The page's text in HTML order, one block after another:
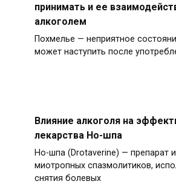
принимать и ее
алкоголем
Похмелье — неприятное
может наступить после
Влияние алкоголя на
лекарства Но-шпа
Но-шпа (Drotaverine) — препарат
миотропных спазмолитиков,
снятия болевых